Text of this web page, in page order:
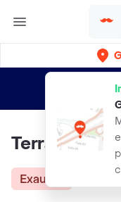
Terra
Exausta